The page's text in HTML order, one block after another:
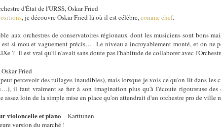
d'État de l'URSS, Oskar Fried
, je découvre Oskar Fried là où il est célèbre,comme chef.
aux orchestres de conservatoires régionaux dont les musiciens sont bons
si mou et vaguement précis… Le niveau a incroyablement monté, et on ne
? Il est vrai qu'il n'avait sans doute pas l'habitude de collaborer avec
Fried
percevoir des tuilages inaudibles), mais lorsque je vois ce qu'on lit dans les
il faut vraiment se fier à son imagination plus qu'à l'écoute rigoureuse des
assez loin de la simple mise en place qu'on attendrait d'un orchestre pro de ville
violoncelle et piano– Karttunen
version du marché !